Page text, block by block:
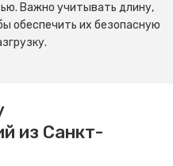
Важно учитывать длину,
обеспечить их безопасную
из Санкт-